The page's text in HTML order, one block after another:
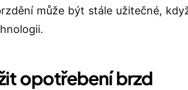
může být stále užitečné,
opotřebení brzd